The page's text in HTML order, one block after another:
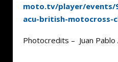
moto.tv/player/events/
acu-british-motocross-
Photocredits – Juan Pablo